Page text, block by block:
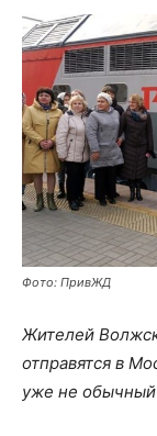
Фото: ПривЖД
Жителей
отправятся в
уже не